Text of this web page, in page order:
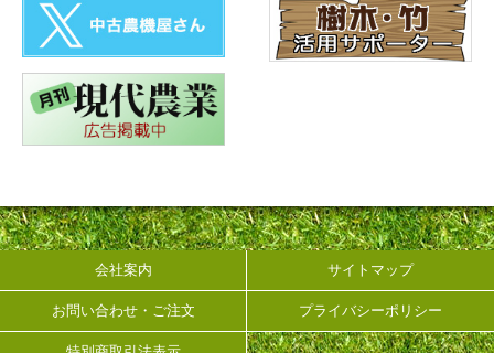
会社案内 サイトマップ
お問い合わせ・ご注文 プライバシーポリシー